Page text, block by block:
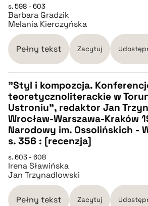
pobierz cytat
BIBTEX
pobierz cytat
s. 598 - 603
Barbara Gradzik
Melania Kierczyńska
Pełny tekst Zacytuj
CZYSTY TEKST
pobierz cytat
BIBTEX
pobierz cytat
"Styl i kompozcja.
teoretycznoliterackie w
Ustroniu", redaktor Jan
Wrocław-Warszawa-Kraków
Narodowy im. Ossolińskich -
s. 356 : [recenzja]
s. 603 - 608
Irena Sławińska
Jan Trzynadlowski
Pełny tekst Zacytuj